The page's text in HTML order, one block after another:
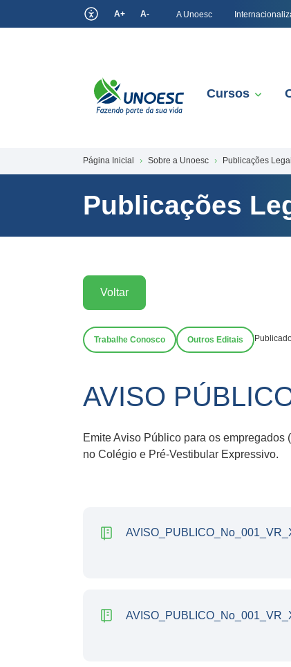
A+ A- A Unoesc
Cursos
Página Inicial Sobre a Unoesc Publicações
Publicações
Voltar
Trabalhe Conosco Outros Editais
AVISO
Emite Aviso Público para os
no Colégio e Pré-Vestibular Expressivo.